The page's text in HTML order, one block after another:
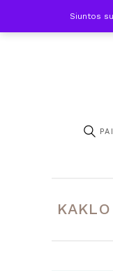
Siuntos